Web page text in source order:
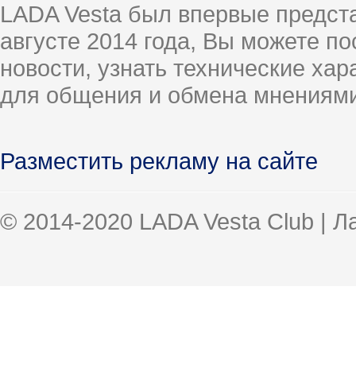
LADA Vesta был впервые
августе 2014 года, Вы можете
новости, узнать технические
для общения и обмена
Разместить рекламу на сайте
© 2014-2020 LADA Vesta Club |